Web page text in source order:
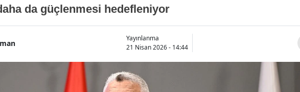
da güçlenmesi hedefleniyor
Yayınlanma
21 Nisan 2026 - 14:44